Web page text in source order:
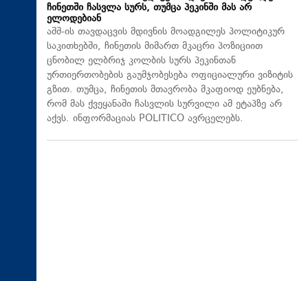
ჩინეთში ჩასვლა სურს, თუმცა პეკინში მას არ
ელოდებიან
აშშ-ის თავდაცვის მდივნის მოადგილეს პოლიტიკურ
საკითხებში, ჩინეთის მიმართ მკაცრი პოზიციით
ცნობილ ელბრიჯ კოლბის სურს პეკინთან
ურთიერთობების გაუმჯობესება ოფიციალური ვიზიტის
გზით. თუმცა, ჩინეთის მთავრობა მკაფიოდ ეუბნება,
რომ მას ქვეყანაში ჩასვლის სურვილი ამ ეტაპზე არ
აქვს. ინფორმაციას POLITICO ავრცელებს.